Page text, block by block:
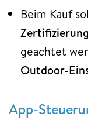
Beim Kauf
geachtet
Outdoor-
App-